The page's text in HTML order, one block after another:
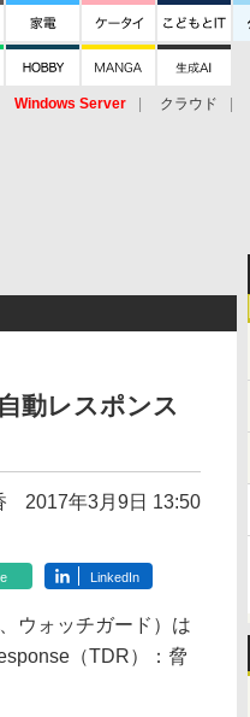
Windows Server クラウド
動レスポンス
2017年3月9日 13:50
LinkedIn
ウォッチガード）は
（TDR）：脅